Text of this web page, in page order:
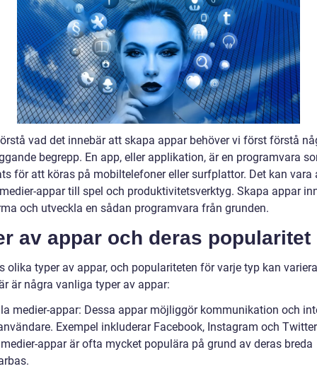
vad det innebär att skapa appar behöver vi först förstå
begrepp. En app, eller applikation, är en programvara
för att köras på mobiltelefoner eller surfplattor. Det kan vara
appar till spel och produktivitetsverktyg. Skapa appar
och utveckla en sådan programvara från grunden.
av appar och deras popularitet
olika typer av appar, och populariteten för varje typ kan
är några vanliga typer av appar:
medier-appar: Dessa appar möjliggör kommunikation och
Exempel inkluderar Facebook, Instagram och
appar är ofta mycket populära på grund av deras breda